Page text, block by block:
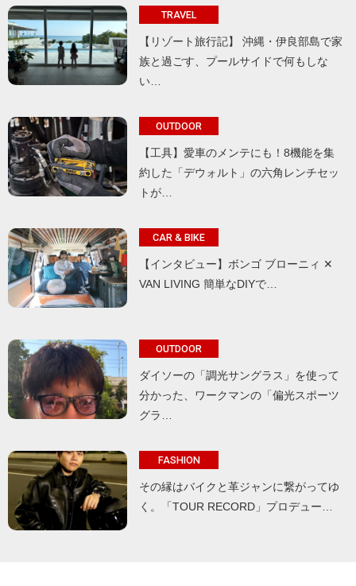
TRAVEL
【リゾート旅行記】 沖縄・伊良部島で家
族と過ごす、プールサイドで何もしな
い…
OUTDOOR
【工具】愛車のメンテにも！8機能を集
約した「デウォルト」の六角レンチセッ
トが…
CAR & BIKE
【インタビュー】ボンゴ ブローニィ ✕
VAN LIVING 簡単なDIYで…
OUTDOOR
ダイソーの「調光サングラス」を使って
分かった、ワークマンの「偏光スポーツ
グラ…
FASHION
その縁はバイクと革ジャンに繋がってゆ
く。「TOUR RECORD」プロデュー…